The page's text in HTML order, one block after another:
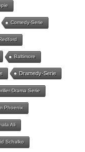
Comedy-Serie
Baltimore
Dramedy-Serie
Drama Serie
Phoenix
Ali
Schalko